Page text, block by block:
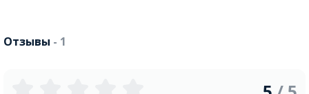
Отзывы - 1